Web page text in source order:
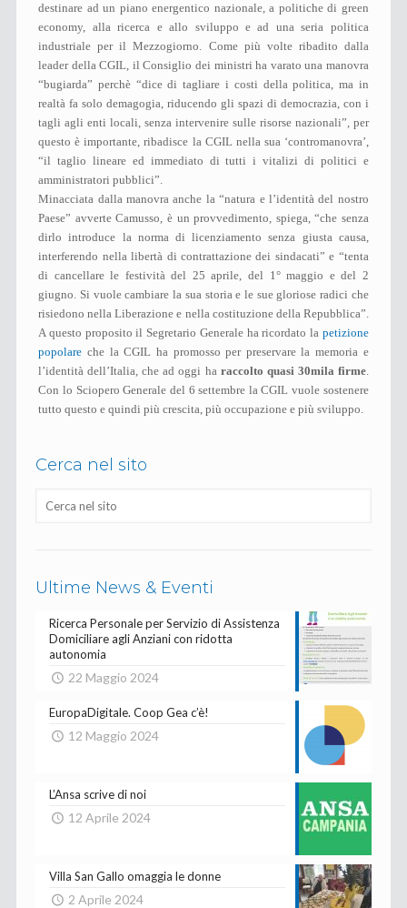
destinare ad un piano energentico nazionale, a politiche di green
economy, alla ricerca e allo sviluppo e ad una seria politica
industriale per il Mezzogiorno. Come più volte ribadito dalla
leader della CGIL, il Consiglio dei ministri ha varato una manovra
“bugiarda” perchè “dice di tagliare i costi della politica, ma in
realtà fa solo demagogia, riducendo gli spazi di democrazia, con i
tagli agli enti locali, senza intervenire sulle risorse nazionali”, per
questo è importante, ribadisce la CGIL nella sua ‘contromanovra’,
“il taglio lineare ed immediato di tutti i vitalizi di politici e
amministratori pubblici”.
Minacciata dalla manovra anche la “natura e l’identità del nostro
Paese” avverte Camusso, è un provvedimento, spiega, “che senza
dirlo introduce la norma di licenziamento senza giusta causa,
interferendo nella libertà di contrattazione dei sindacati” e “tenta
di cancellare le festività del 25 aprile, del 1° maggio e del 2
giugno. Si vuole cambiare la sua storia e le sue gloriose radici che
risiedono nella Liberazione e nella costituzione della Repubblica”.
A questo proposito il Segretario Generale ha ricordato la petizione
popolare che la CGIL ha promosso per preservare la memoria e
l’identità dell’Italia, che ad oggi ha raccolto quasi 30mila firme.
Con lo Sciopero Generale del 6 settembre la CGIL vuole sostenere
tutto questo e quindi più crescita, più occupazione e più sviluppo.
Cerca nel sito
Ultime News & Eventi
Ricerca Personale per Servizio di Assistenza
Domiciliare agli Anziani con ridotta
autonomia
22 Maggio 2024
EuropaDigitale. Coop Gea c’è!
12 Maggio 2024
L’Ansa scrive di noi
12 Aprile 2024
Villa San Gallo omaggia le donne
2 Aprile 2024